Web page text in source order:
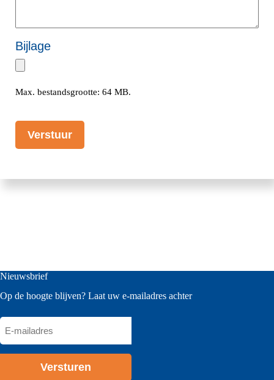
Bijlage
Max. bestandsgrootte: 64 MB.
Nieuwsbrief
Op de hoogte blijven? Laat uw e-mailadres achter
E-
mailadres